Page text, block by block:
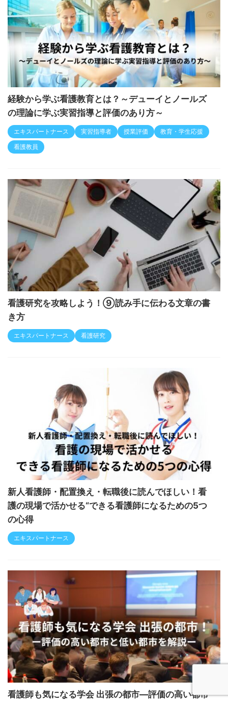
経験から学ぶ看護教育とは？～デューイとノールズ
の理論に学ぶ実習指導と評価のあり方～
エキスパートナース 実習指導者 授業評価
教育・学生応援
看護教員
看護研究を攻略しよう！⑨読み手に伝わる文章の書
き方
エキスパートナース 看護研究
新人看護師・配置換え・転職後に読んでほしい！看
護の現場で活かせる“できる看護師になるための5つ
の心得
エキスパートナース
看護師も気になる学会 出張の都市―評価の高い都市